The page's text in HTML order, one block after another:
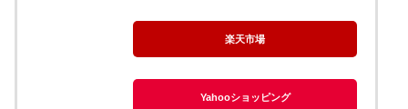
楽天市場
Yahooショッピング